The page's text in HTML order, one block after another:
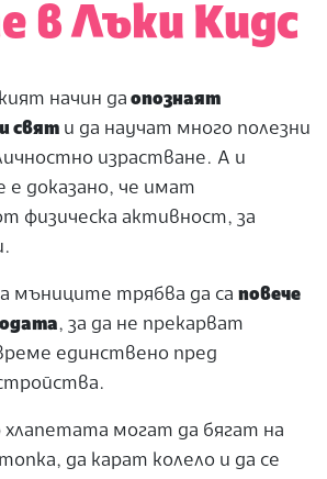
в Лъки Кидс
начин да опознаят
свят и да научат много полезни
израстване. А и
доказано, че имат
физическа активност, за
мъниците трябва да са повече
, за да не прекарват
единствено пред
хлапетата могат да бягат на
да карат колело и да се